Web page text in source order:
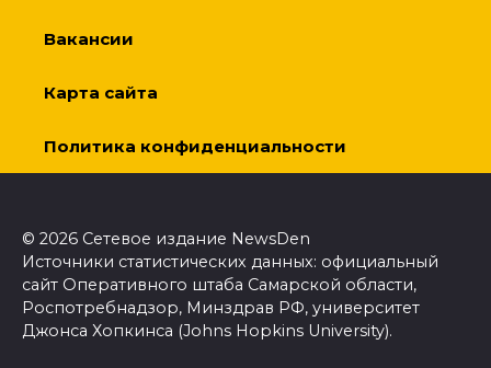
Вакансии
Карта сайта
Политика конфиденциальности
© 2026 Сетевое издание NewsDen
Источники статистических данных: официальный
сайт Оперативного штаба Самарской области,
Роспотребнадзор, Минздрав РФ, университет
Джонса Хопкинса (Johns Hopkins University).